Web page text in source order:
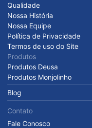
Qualidade
Nossa História
Nossa Equipe
Política de Privacidade
Termos de uso do Site
Produtos
Produtos Deusa
Produtos Monjolinho
Blog
Contato
Fale Conosco